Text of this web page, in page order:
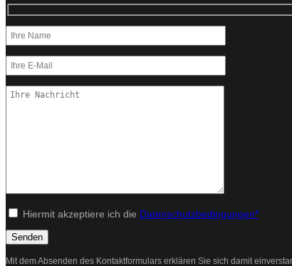
Hiermit akzeptiere ich die Datenschutzbedingungen*
Mit dem Absenden des Kontaktformulars erklären Sie sich damit